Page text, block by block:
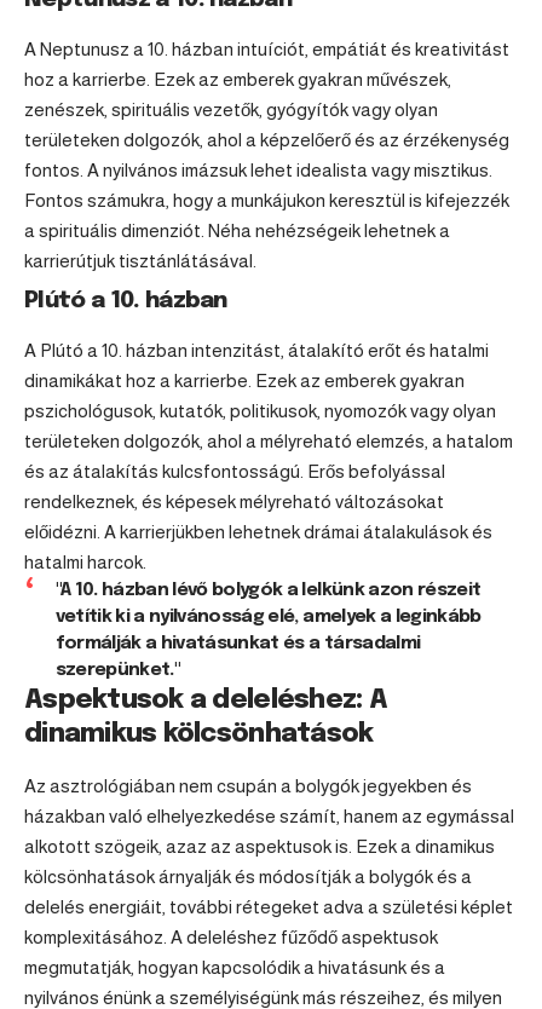
A Neptunusz a 10. házban intuíciót, empátiát és kreativitást
hoz a karrierbe. Ezek az emberek gyakran művészek,
zenészek, spirituális vezetők, gyógyítók vagy olyan
területeken dolgozók, ahol a képzelőerő és az érzékenység
fontos. A nyilvános imázsuk lehet idealista vagy misztikus.
Fontos számukra, hogy a munkájukon keresztül is kifejezzék
a spirituális dimenziót. Néha nehézségeik lehetnek a
karrierútjuk tisztánlátásával.
Plútó a 10. házban
A Plútó a 10. házban intenzitást, átalakító erőt és hatalmi
dinamikákat hoz a karrierbe. Ezek az emberek gyakran
pszichológusok, kutatók, politikusok, nyomozók vagy olyan
területeken dolgozók, ahol a mélyreható elemzés, a hatalom
és az átalakítás kulcsfontosságú. Erős befolyással
rendelkeznek, és képesek mélyreható változásokat
előidézni. A karrierjükben lehetnek drámai átalakulások és
hatalmi harcok.
"A 10. házban lévő bolygók a lelkünk azon részeit
vetítik ki a nyilvánosság elé, amelyek a leginkább
formálják a hivatásunkat és a társadalmi
szerepünket."
Aspektusok a deleléshez: A
dinamikus kölcsönhatások
Az asztrológiában nem csupán a bolygók jegyekben és
házakban való elhelyezkedése számít, hanem az egymással
alkotott szögeik, azaz az aspektusok is. Ezek a dinamikus
kölcsönhatások árnyalják és módosítják a bolygók és a
delelés energiáit, további rétegeket adva a születési képlet
komplexitásához. A deleléshez fűződő aspektusok
megmutatják, hogyan kapcsolódik a hivatásunk és a
nyilvános énünk a személyiségünk más részeihez, és milyen